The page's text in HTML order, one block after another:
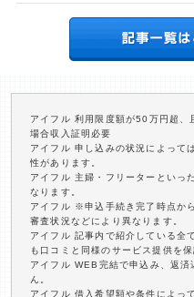
アイフル 利用限度額が50万円超
場合収入証明必要
アイフル 申し込みの状況によって
性があります。
アイフル 主婦・フリーターといっ
なります。
アイフル ※申込手続き完了時点か
審査状況などにより異なります。
アイフル 記事内で紹介している全
も口コミと同様のサービス提供を
アイフル WEB完結で申込み、返
ん。
アイフル 借入希望額や条件によっ